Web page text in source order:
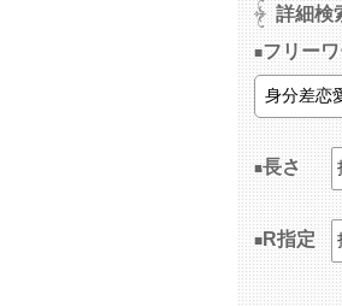
詳細検
フリー
長さ
R指定